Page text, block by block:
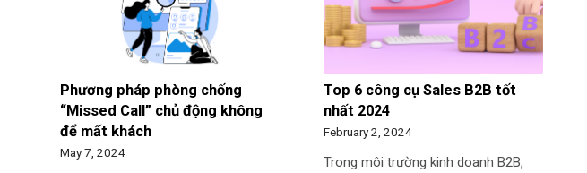
Phương pháp phòng chống
“Missed Call” chủ động không
để mất khách
May 7, 2024
Top 6 công cụ Sales B2B tốt
nhất 2024
February 2, 2024
Trong môi trường kinh doanh B2B,